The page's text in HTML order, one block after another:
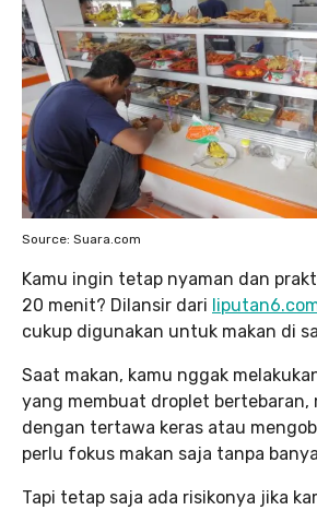
Source: Suara.com
Kamu ingin tetap nyaman dan
20 menit? Dilansir dari
cukup digunakan untuk makan di
Saat makan, kamu nggak
yang membuat droplet bertebaran,
dengan tertawa keras atau
perlu fokus makan saja tanpa
Tapi tetap saja ada risikonya jika